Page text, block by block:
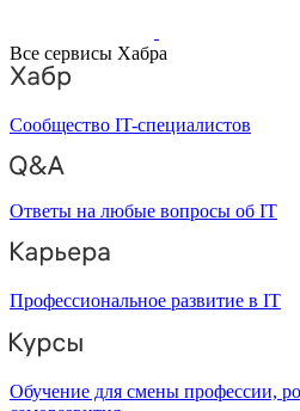
Все сервисы Хабра
Сообщество IT-специалистов
Ответы на любые вопросы об IT
Профессиональное развитие в IT
Обучение для смены профессии,